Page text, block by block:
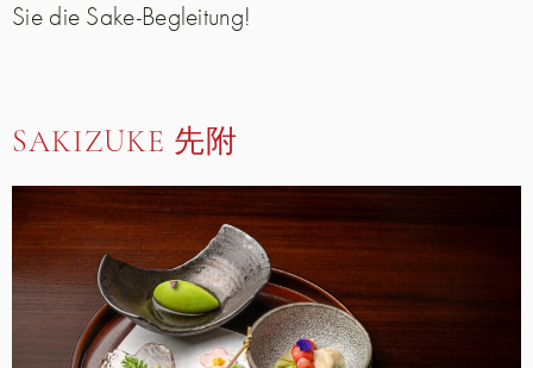
Sie die Sake-Begleitung!
SAKIZUKE 先附